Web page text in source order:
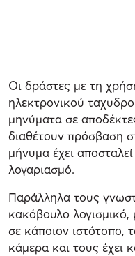
Οι δράστες με τη
ηλεκτρονικού
μηνύματα σε
διαθέτουν πρόσβαση
μήνυμα έχει
λογαριασμό.
Παράλληλα τους
κακόβουλο
σε κάποιον ιστότοπο,
κάμερα και τους έχει